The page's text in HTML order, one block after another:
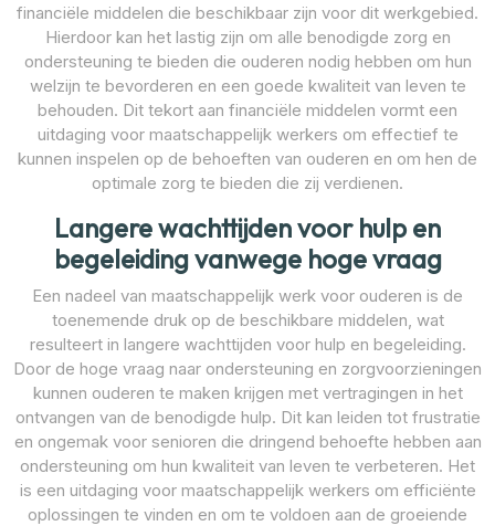
financiële middelen die beschikbaar zijn voor dit werkgebied.
Hierdoor kan het lastig zijn om alle benodigde zorg en
ondersteuning te bieden die ouderen nodig hebben om hun
welzijn te bevorderen en een goede kwaliteit van leven te
behouden. Dit tekort aan financiële middelen vormt een
uitdaging voor maatschappelijk werkers om effectief te
kunnen inspelen op de behoeften van ouderen en om hen de
optimale zorg te bieden die zij verdienen.
Langere wachttijden voor hulp en
begeleiding vanwege hoge vraag
Een nadeel van maatschappelijk werk voor ouderen is de
toenemende druk op de beschikbare middelen, wat
resulteert in langere wachttijden voor hulp en begeleiding.
Door de hoge vraag naar ondersteuning en zorgvoorzieningen
kunnen ouderen te maken krijgen met vertragingen in het
ontvangen van de benodigde hulp. Dit kan leiden tot frustratie
en ongemak voor senioren die dringend behoefte hebben aan
ondersteuning om hun kwaliteit van leven te verbeteren. Het
is een uitdaging voor maatschappelijk werkers om efficiënte
oplossingen te vinden en om te voldoen aan de groeiende